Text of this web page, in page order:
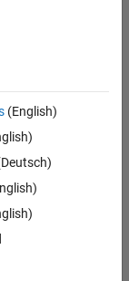
(English)